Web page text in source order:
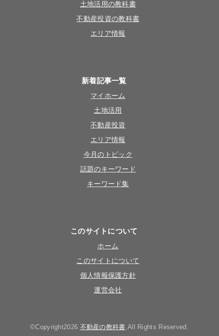
土地活用の教科書
不動産投資の教科書
エリア情報
新着記事一覧
マイホーム
土地活用
不動産投資
エリア情報
今月のトピック
話題のキーワード
キーワード集
このサイトについて
ホーム
このサイトについて
個人情報保護方針
運営会社
©Copyright2026 不動産の教科書.All Rights Reserved.